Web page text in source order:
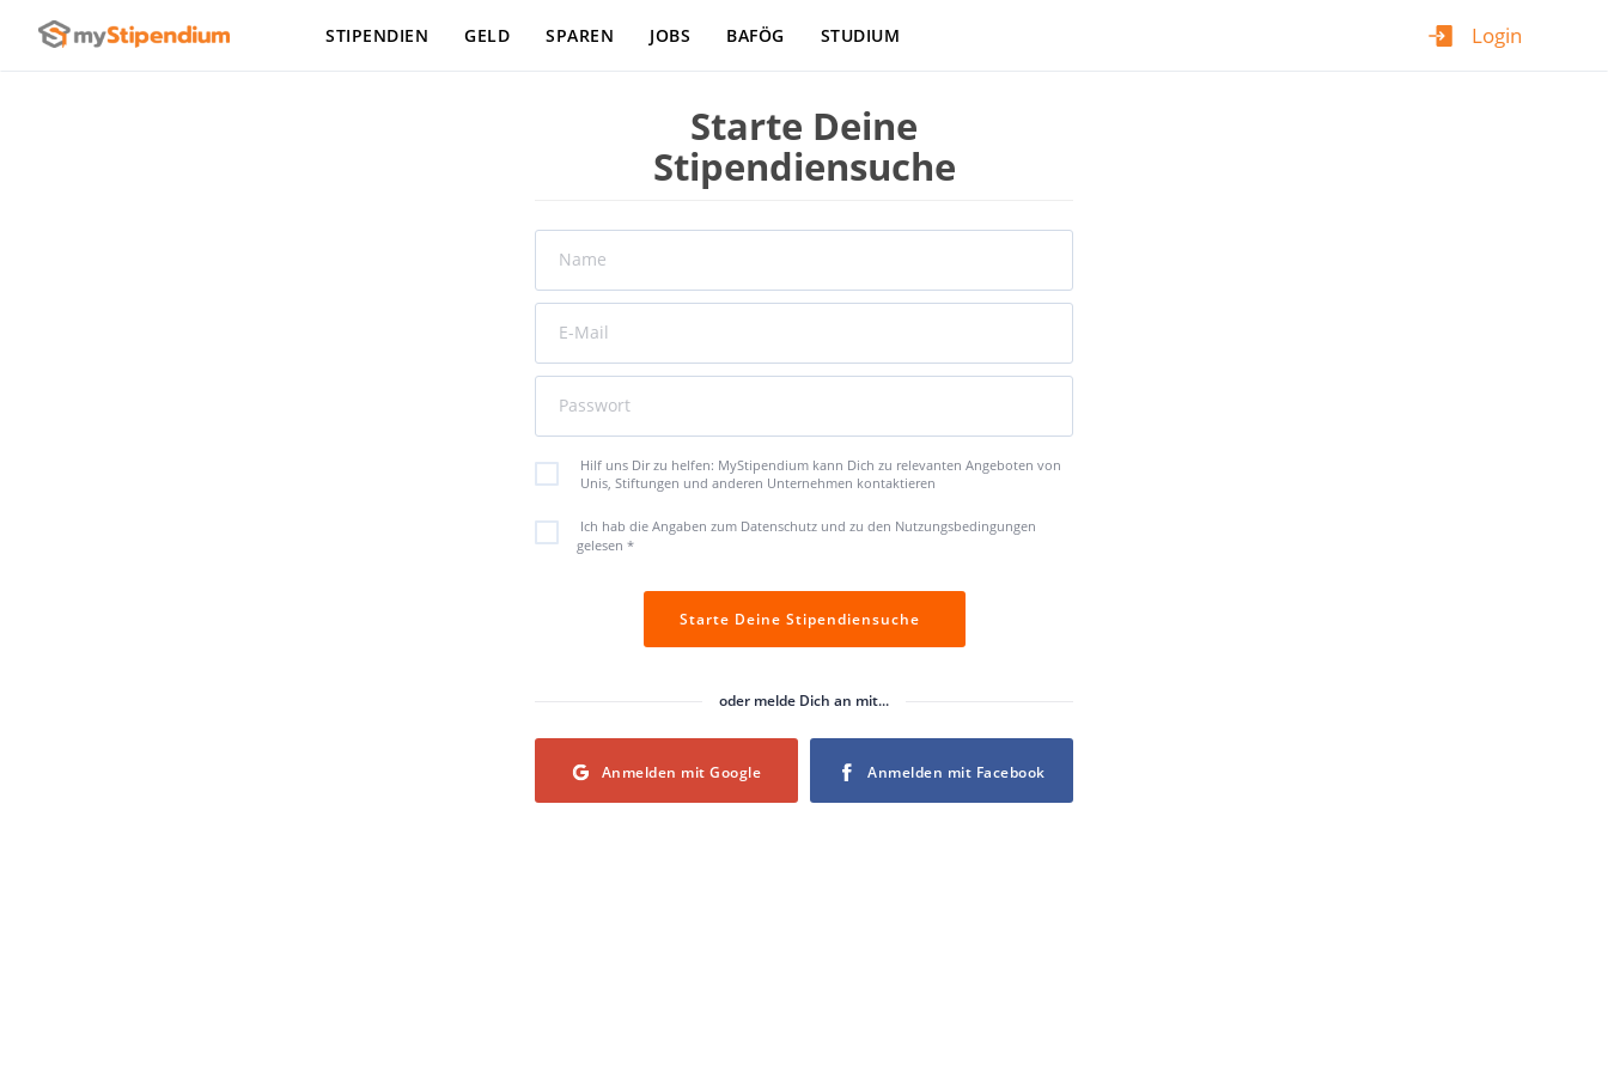
Login
STIPENDIEN GELD SPAREN JOBS BAFÖG STUDIUM
Starte Deine
Stipendiensuche
Name
E-Mail
Passwort
Hilf uns Dir zu helfen: MyStipendium kann Dich zu relevanten Angeboten von
Unis, Stiftungen und anderen Unternehmen kontaktieren
Ich hab die Angaben zum Datenschutz und zu den Nutzungsbedingungen
gelesen *
Starte Deine Stipendiensuche
oder melde Dich an mit...